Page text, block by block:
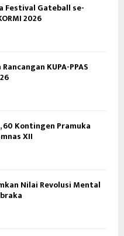
Festival Gateball se-
2026
KUPA-PPAS
60 Kontingen Pramuka
XII
Nilai Revolusi Mental